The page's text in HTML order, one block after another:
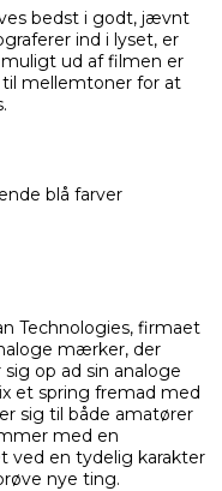
bedst i godt, jævnt
ind i lyset, er
ud af filmen er
mellemtoner for at
blå farver
Technologies, firmaet
mærker, der
op ad sin analoge
et spring fremad med
sig til både amatører
med en
ved en tydelig karakter
nye ting.